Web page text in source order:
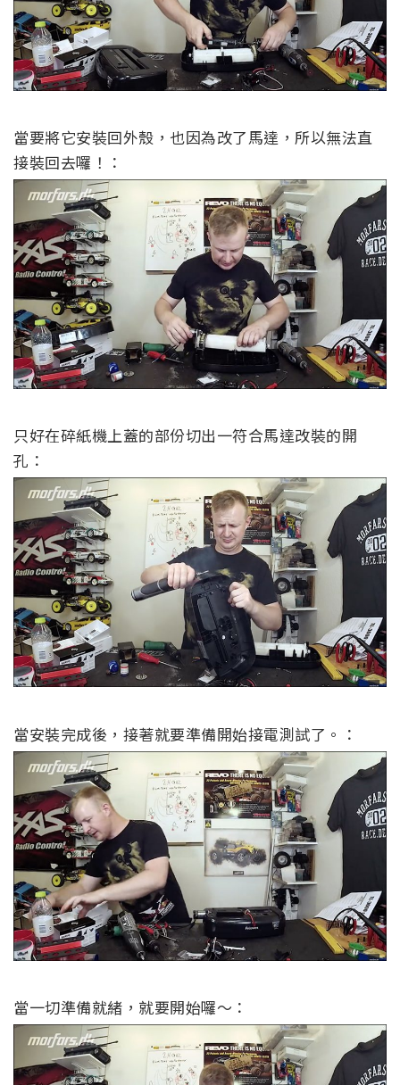
當要將它安裝回外殼，也因為改了馬達，所以無法直
接裝回去囉！：
只好在碎紙機上蓋的部份切出一符合馬達改裝的開
孔：
當安裝完成後，接著就要準備開始接電測試了。：
當一切準備就緒，就要開始囉～：